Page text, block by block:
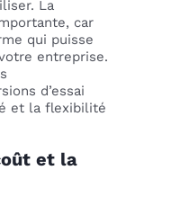
La
car
qui puisse
entreprise.
d’essai
et la flexibilité
et la